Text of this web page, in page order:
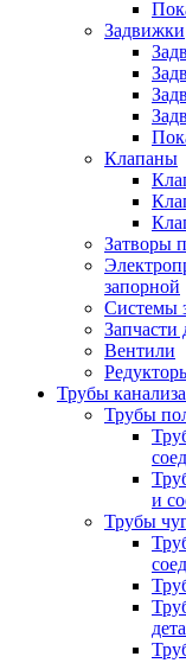
Задвижки
Клапаны
Затворы
запорной
Системы
Запчасти
Вентили
Трубы
Трубы
и
Трубы